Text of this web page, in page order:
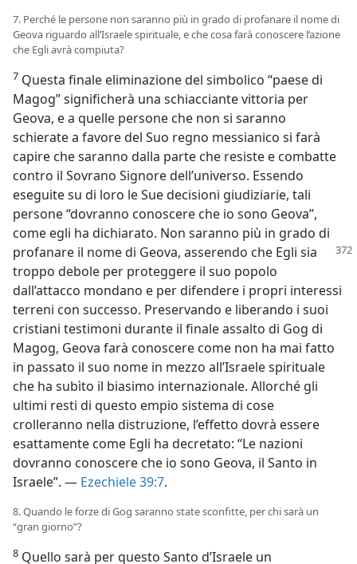
7. Perché le persone non saranno più in grado di profanare il nome di
Geova riguardo all’Israele spirituale, e che cosa farà conoscere l’azione
che Egli avrà compiuta?
7 Questa finale eliminazione del simbolico “paese di
Magog” significherà una schiacciante vittoria per
Geova, e a quelle persone che non si saranno
schierate a favore del Suo regno messianico si farà
capire che saranno dalla parte che resiste e combatte
contro il Sovrano Signore dell’universo. Essendo
eseguite su di loro le Sue decisioni giudiziarie, tali
persone “dovranno conoscere che io sono Geova”,
come egli ha dichiarato. Non saranno più in grado di
profanare il nome di Geova, asserendo che Egli sia
troppo debole per proteggere il suo popolo
dall’attacco mondano e per difendere i propri interessi
terreni con successo. Preservando e liberando i suoi
cristiani testimoni durante il finale assalto di Gog di
Magog, Geova farà conoscere come non ha mai fatto
in passato il suo nome in mezzo all’Israele spirituale
che ha subìto il biasimo internazionale. Allorché gli
ultimi resti di questo empio sistema di cose
crolleranno nella distruzione, l’effetto dovrà essere
esattamente come Egli ha decretato: “Le nazioni
dovranno conoscere che io sono Geova, il Santo in
Israele”. — Ezechiele 39:7.
8. Quando le forze di Gog saranno state sconfitte, per chi sarà un
“gran giorno”?
8 Quello sarà per questo Santo d’Israele un